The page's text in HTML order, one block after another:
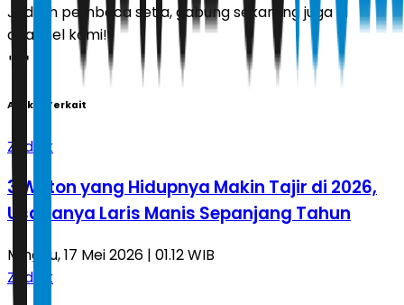
Jadilah pembaca setia, gabung sekarang juga di
channel kami!
Artikel Terkait
Zodiak
3 Weton yang Hidupnya Makin Tajir di 2026,
Usahanya Laris Manis Sepanjang Tahun
Minggu, 17 Mei 2026 | 01.12 WIB
Zodiak